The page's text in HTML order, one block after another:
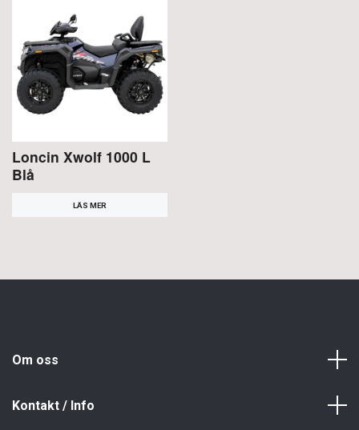
Loncin Xwolf 1000 L
Blå
LÄS MER
Om oss
Kontakt / Info